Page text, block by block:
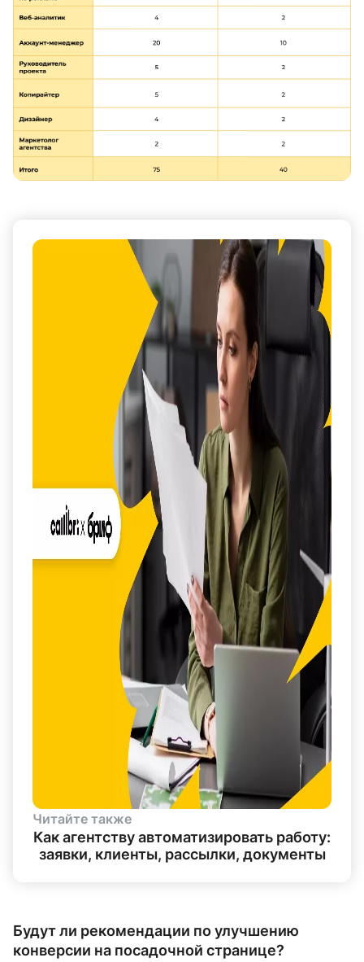
Читайте также
Как агентству автоматизировать работу:
заявки, клиенты, рассылки, документы
Будут ли рекомендации по улучшению
конверсии на посадочной странице?